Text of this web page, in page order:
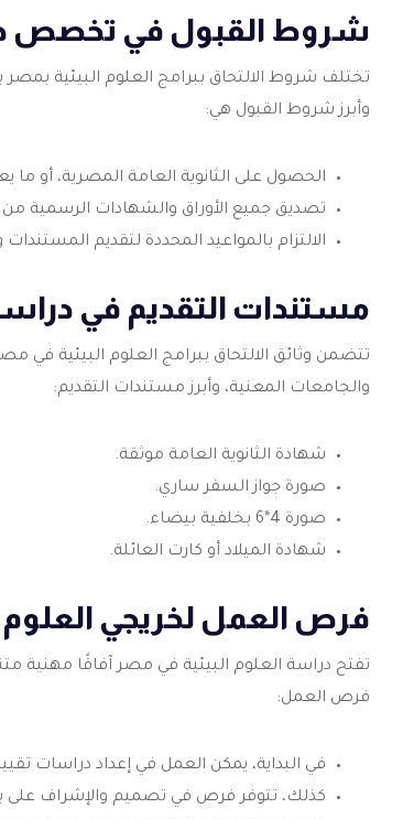
شروط القبول في تخصص
تختلف شروط الالتحاق ببرامج العلوم البيئية
وأبرز شروط القبول هي:
الحصول على الثانوية العامة المصرية، أو ما
تصديق جميع الأوراق والشهادات الرسمية من
الالتزام بالمواعيد المحددة لتقديم
مستندات التقديم في
تتضمن وثائق الالتحاق ببرامج العلوم البيئية في
والجامعات المعنية، وأبرز مستندات التقديم:
شهادة الثانوية العامة موثقة.
صورة جواز السفر ساري.
صورة 4*6 بخلفية بيضاء.
شهادة الميلاد أو كارت العائلة.
فرص العمل لخريجي العلوم
تفتح دراسة العلوم البيئية في مصر آفاقًا مهنية
فرص العمل:
في البداية، يمكن العمل في إعداد دراسات
كذلك، تتوفر فرص في تصميم والإشراف على